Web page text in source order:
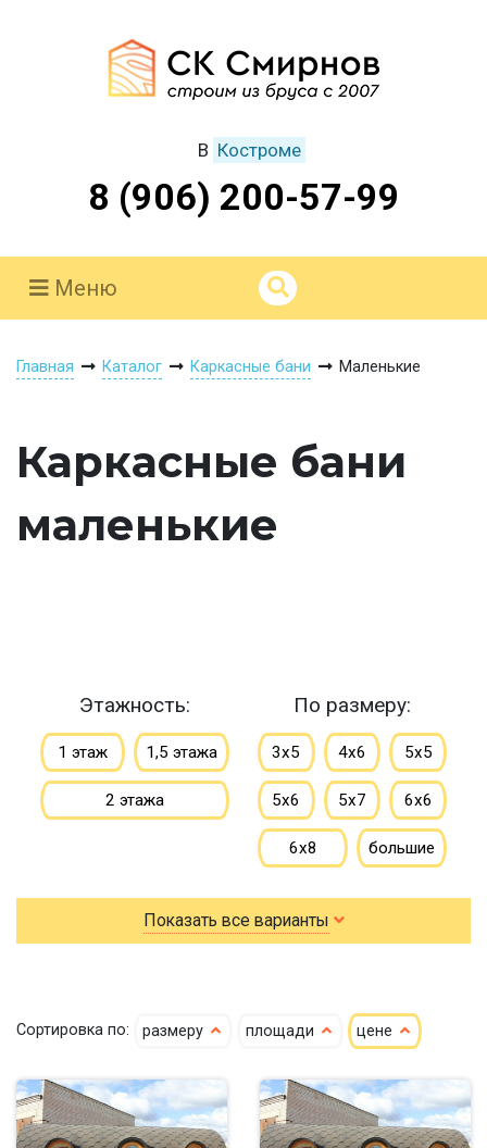
В Костроме
8 (906) 200-57-99
Меню
Главная Каталог Каркасные бани Маленькие
Каркасные бани
маленькие
Этажность:
1 этаж 1,5 этажа
2 этажа
По размеру:
3х5 4х6 5х5
5х6 5х7 6х6
6х8 большие
небольшие
маленькие
до 150 м
до 200 м
По опциям:
Показать все варианты
Сортировка по: размеру площади цене